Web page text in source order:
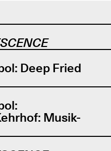
Deep Fried
Musik-